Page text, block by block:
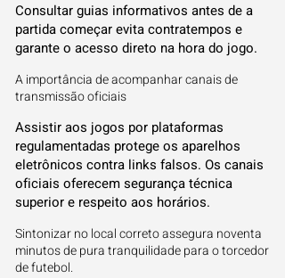
Consultar guias informativos antes de a
partida começar evita contratempos e
garante o acesso direto na hora do jogo.
A importância de acompanhar canais de
transmissão oficiais
Assistir aos jogos por plataformas
regulamentadas protege os aparelhos
eletrônicos contra links falsos. Os canais
oficiais oferecem segurança técnica
superior e respeito aos horários.
Sintonizar no local correto assegura noventa
minutos de pura tranquilidade para o torcedor
de futebol.